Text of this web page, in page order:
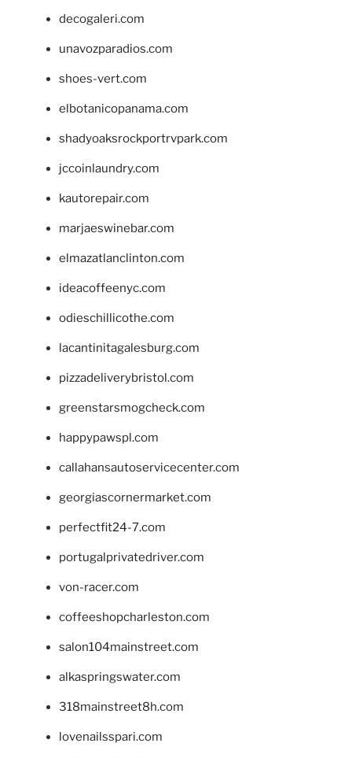
decogaleri.com
unavozparadios.com
shoes-vert.com
elbotanicopanama.com
shadyoaksrockportrvpark.com
jccoinlaundry.com
kautorepair.com
marjaeswinebar.com
elmazatlanclinton.com
ideacoffeenyc.com
odieschillicothe.com
lacantinitagalesburg.com
pizzadeliverybristol.com
greenstarsmogcheck.com
happypawspl.com
callahansautoservicecenter.com
georgiascornermarket.com
perfectfit24-7.com
portugalprivatedriver.com
von-racer.com
coffeeshopcharleston.com
salon104mainstreet.com
alkaspringswater.com
318mainstreet8h.com
lovenailsspari.com